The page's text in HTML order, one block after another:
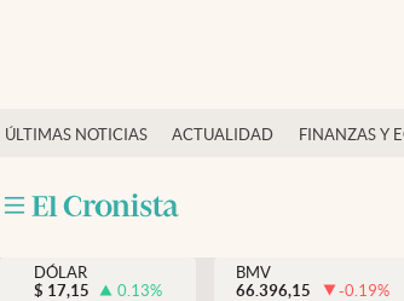
ÚLTIMAS NOTICIAS ACTUALIDAD FINANZAS Y
Actualidad
Internacionales
DÓLAR
$ 17,15 0.13%
BMV
66.396,15
-0.19%